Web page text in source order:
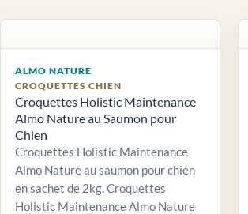
ALMO NATURE
CROQUETTES CHIEN
Croquettes Holistic Maintenance
Almo Nature au Saumon pour
Chien
Croquettes Holistic Maintenance
Almo Nature au saumon pour chien
en sachet de 2kg. Croquettes
Holistic Maintenance Almo Nature